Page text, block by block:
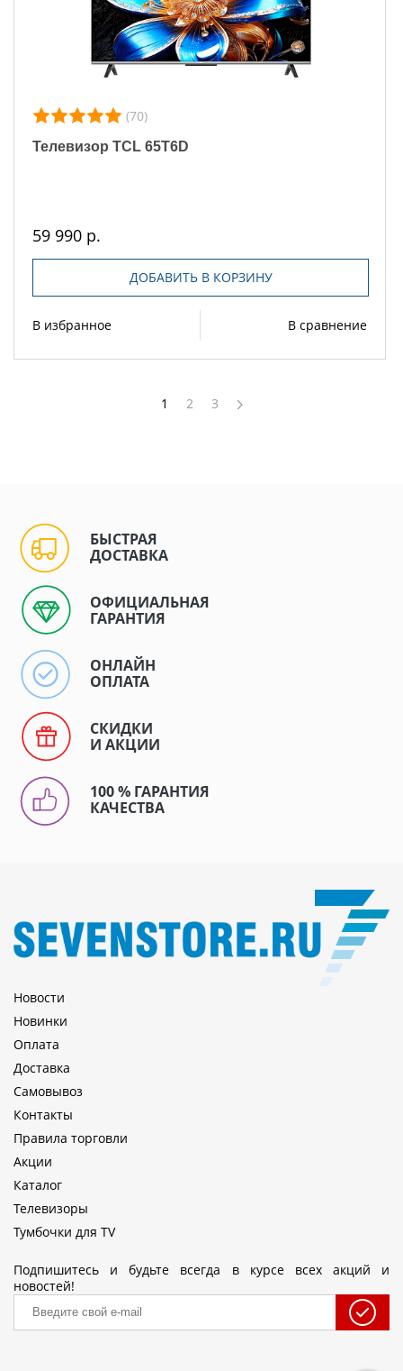
(70)
Телевизор TCL 65T6D
59 990 р.
ДОБАВИТЬ В КОРЗИНУ
В избранное В сравнение
1 2 3
БЫСТРАЯ
ДОСТАВКА
ОФИЦИАЛЬНАЯ
ГАРАНТИЯ
ОНЛАЙН
ОПЛАТА
СКИДКИ
И АКЦИИ
100 % ГАРАНТИЯ
КАЧЕСТВА
Новости
Новинки
Оплата
Доставка
Самовывоз
Контакты
Правила торговли
Акции
Каталог
Телевизоры
Тумбочки для TV
Подпишитесь и будьте всегда в курсе всех акций и
новостей!